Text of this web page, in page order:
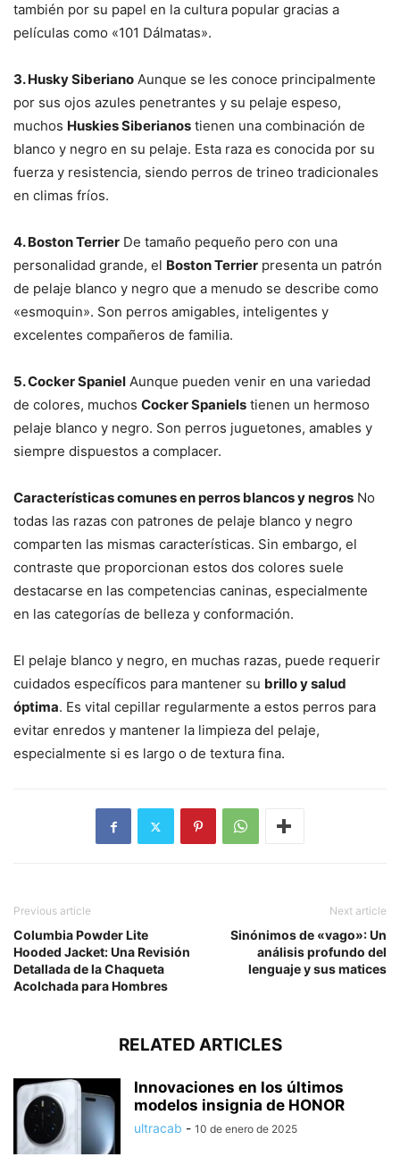
también por su papel en la cultura popular gracias a
películas como «101 Dálmatas».
3. Husky Siberiano Aunque se les conoce principalmente
por sus ojos azules penetrantes y su pelaje espeso,
muchos Huskies Siberianos tienen una combinación de
blanco y negro en su pelaje. Esta raza es conocida por su
fuerza y resistencia, siendo perros de trineo tradicionales
en climas fríos.
4. Boston Terrier De tamaño pequeño pero con una
personalidad grande, el Boston Terrier presenta un patrón
de pelaje blanco y negro que a menudo se describe como
«esmoquin». Son perros amigables, inteligentes y
excelentes compañeros de familia.
5. Cocker Spaniel Aunque pueden venir en una variedad
de colores, muchos Cocker Spaniels tienen un hermoso
pelaje blanco y negro. Son perros juguetones, amables y
siempre dispuestos a complacer.
Características comunes en perros blancos y negros No
todas las razas con patrones de pelaje blanco y negro
comparten las mismas características. Sin embargo, el
contraste que proporcionan estos dos colores suele
destacarse en las competencias caninas, especialmente
en las categorías de belleza y conformación.
El pelaje blanco y negro, en muchas razas, puede requerir
cuidados específicos para mantener su brillo y salud
óptima. Es vital cepillar regularmente a estos perros para
evitar enredos y mantener la limpieza del pelaje,
especialmente si es largo o de textura fina.
Previous article
Columbia Powder Lite
Hooded Jacket: Una Revisión
Detallada de la Chaqueta
Acolchada para Hombres
Next article
Sinónimos de «vago»: Un
análisis profundo del
lenguaje y sus matices
RELATED ARTICLES
Innovaciones en los últimos
modelos insignia de HONOR
ultracab - 10 de enero de 2025